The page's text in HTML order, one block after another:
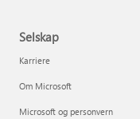
Selskap
Karriere
Om Microsoft
Microsoft og personvern